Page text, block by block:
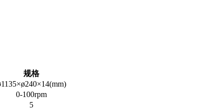
规格
0-100rpm
5